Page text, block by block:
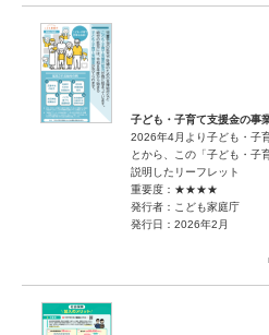
子ども・子育て支援金の事
2026年4月より子ども・子
とから、この「子ども・子
説明したリーフレット
重要度：★★★★
発行者：こども家庭庁
発行日：2026年2月